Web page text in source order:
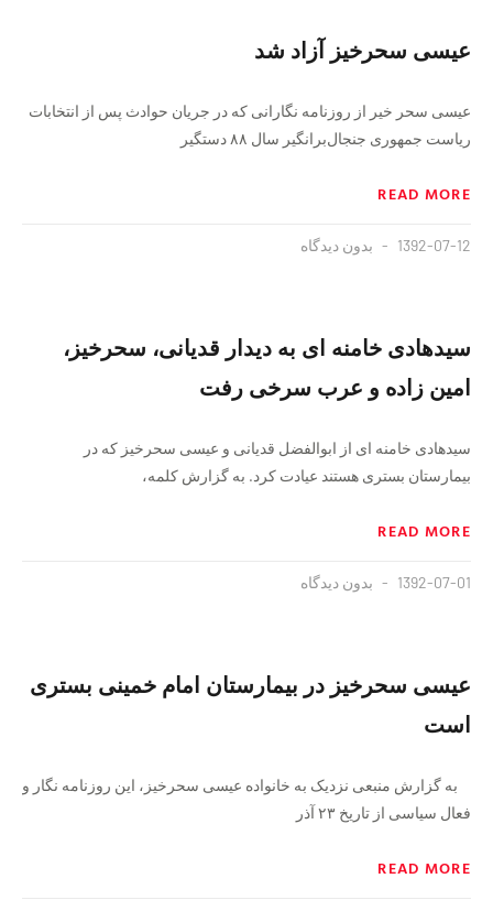
عیسی سحرخیز آزاد شد
عیسی سحر خیر از روزنامه‌ نگارانی که در جریان حوادث پس از انتخابات
ریاست جمهوری جنجال‌برانگیر سال ۸۸ دستگیر
READ MORE
1392-07-12 بدون دیدگاه
سیدهادی خامنه ای به دیدار قدیانی، سحرخیز،
امین زاده و عرب سرخی رفت
سیدهادی خامنه ای از ابوالفضل قدیانی و عیسی سحرخیز که در
بیمارستان بستری هستند عیادت کرد. به گزارش کلمه،
READ MORE
1392-07-01 بدون دیدگاه
عیسی سحرخیز در بیمارستان امام خمینی بستری
است
به گزارش منبعی نزدیک به خانواده عیسی سحرخیز، این روزنامه نگار و
فعال سیاسی از تاریخ ۲۳ آذر
READ MORE